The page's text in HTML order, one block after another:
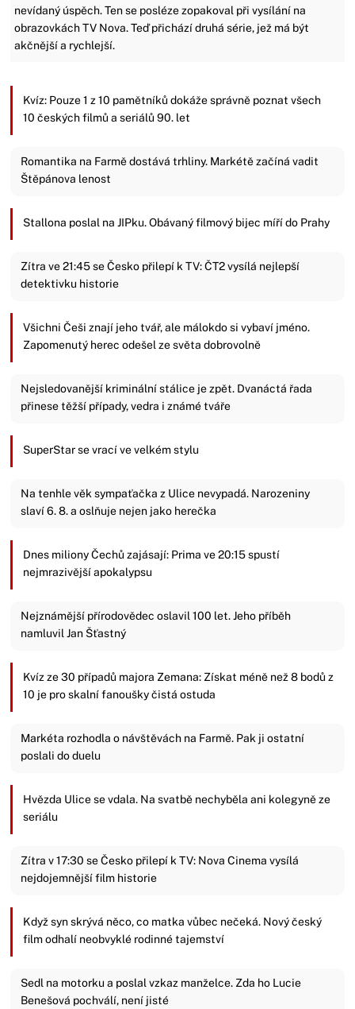
nevídaný úspěch. Ten se posléze zopakoval při vysílání na
obrazovkách TV Nova. Teď přichází druhá série, jež má být
akčnější a rychlejší.
Kvíz: Pouze 1 z 10 pamětníků dokáže správně poznat všech
10 českých filmů a seriálů 90. let
Romantika na Farmě dostává trhliny. Markétě začíná vadit
Štěpánova lenost
Stallona poslal na JIPku. Obávaný filmový bijec míří do Prahy
Zítra ve 21:45 se Česko přilepí k TV: ČT2 vysílá nejlepší
detektivku historie
Všichni Češi znají jeho tvář, ale málokdo si vybaví jméno.
Zapomenutý herec odešel ze světa dobrovolně
Nejsledovanější kriminální stálice je zpět. Dvanáctá řada
přinese těžší případy, vedra i známé tváře
SuperStar se vrací ve velkém stylu
Na tenhle věk sympaťačka z Ulice nevypadá. Narozeniny
slaví 6. 8. a oslňuje nejen jako herečka
Dnes miliony Čechů zajásají: Prima ve 20:15 spustí
nejmrazivější apokalypsu
Nejznámější přírodovědec oslavil 100 let. Jeho příběh
namluvil Jan Šťastný
Kvíz ze 30 případů majora Zemana: Získat méně než 8 bodů z
10 je pro skalní fanoušky čistá ostuda
Markéta rozhodla o návštěvách na Farmě. Pak ji ostatní
poslali do duelu
Hvězda Ulice se vdala. Na svatbě nechyběla ani kolegyně ze
seriálu
Zítra v 17:30 se Česko přilepí k TV: Nova Cinema vysílá
nejdojemnější film historie
Když syn skrývá něco, co matka vůbec nečeká. Nový český
film odhalí neobvyklé rodinné tajemství
Sedl na motorku a poslal vzkaz manželce. Zda ho Lucie
Benešová pochválí, není jisté